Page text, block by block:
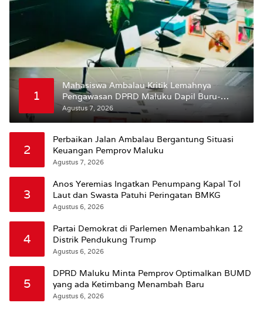
1
Mahasiswa Ambalau Kritik Lemahnya
Pengawasan DPRD Maluku Dapil Buru-
Bursel Terhadap Proses Perubahan Status
Jalan
Agustus 7, 2026
2
Perbaikan Jalan Ambalau Bergantung Situasi
Keuangan Pemprov Maluku
Agustus 7, 2026
3
Anos Yeremias Ingatkan Penumpang Kapal Tol
Laut dan Swasta Patuhi Peringatan BMKG
Agustus 6, 2026
4
Partai Demokrat di Parlemen Menambahkan 12
Distrik Pendukung Trump
Agustus 6, 2026
5
DPRD Maluku Minta Pemprov Optimalkan BUMD
yang ada Ketimbang Menambah Baru
Agustus 6, 2026